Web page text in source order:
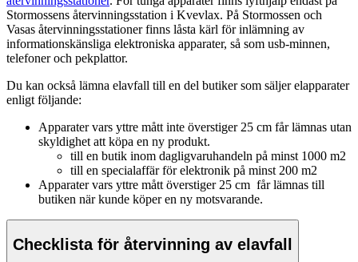
Stormossens återvinningsstation i Kvevlax. På Stormossen och
Vasas återvinningsstationer finns låsta kärl för inlämning av
informationskänsliga elektroniska apparater, så som usb-minnen,
telefoner och pekplattor.
Du kan också lämna elavfall till en del butiker som säljer elapparater
enligt följande:
Apparater vars yttre mått inte överstiger 25 cm får lämnas utan
skyldighet att köpa en ny produkt.
till en butik inom dagligvaruhandeln på minst 1000 m2
till en specialaffär för elektronik på minst 200 m2
Apparater vars yttre mått överstiger 25 cm får lämnas till
butiken när kunde köper en ny motsvarande.
Checklista för återvinning av elavfall